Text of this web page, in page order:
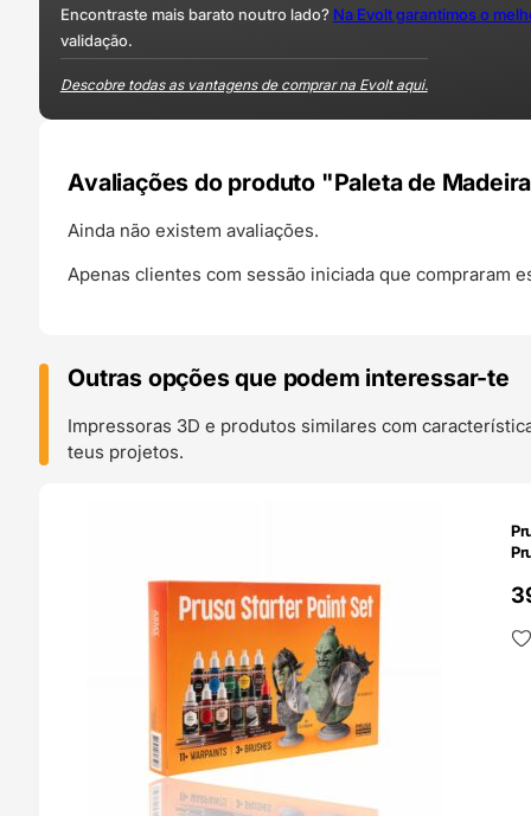
Encontraste mais barato noutro lado? Na Evolt garantimos o
validação.
Descobre todas as vantagens de comprar na Evolt aqui.
Avaliações do produto "Paleta de
Ainda não existem avaliações.
Apenas clientes com sessão iniciada que compraram
Outras opções que podem interessar-te
Impressoras 3D e produtos similares com
teus projetos.